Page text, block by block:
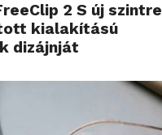
2 S új szintre
kialakítású
dizájnját